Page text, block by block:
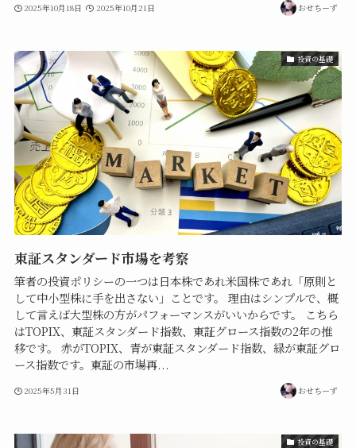
2025年10月18日 2025年10月21日 おせちーず
投資の基礎
東証スタンダード市場を考察
筆者の投資ポリシーの一つは日本株であれ米国株であれ「原則と
して中小型株に手を出さない」ことです。 理由はシンプルで、概
して言えば大型株の方がパフォーマンスがいいからです。 こちら
はTOPIX、東証スタンダード指数、東証グロース指数の2年の推
移です。 赤がTOPIX、青が東証スタンダード指数、緑が東証グロ
ース指数です。東証の市場再...
2025年5月31日 おせちーず
投資の基礎